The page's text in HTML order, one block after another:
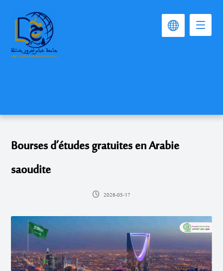
Bourses d’études gratuites en Arabie
saoudite
2026-05-17